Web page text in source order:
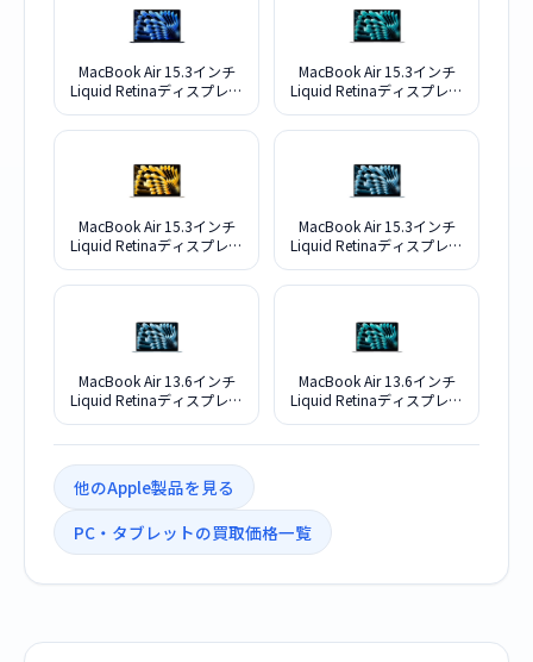
MacBook Air 15.3インチ
Liquid Retinaディスプレイ
SSD1TB搭載モデル
MacBook Air 15.3インチ
Liquid Retinaディスプレイ
SSD1TB搭載モデル
MacBook Air 15.3インチ
Liquid Retinaディスプレイ
SSD1TB搭載モデル
MacBook Air 15.3インチ
Liquid Retinaディスプレイ
SSD1TB搭載モデル
MacBook Air 13.6インチ
Liquid Retinaディスプレイ
MacBook Air 13.6インチ
Liquid Retinaディスプレイ
他のApple製品を見る
PC・タブレットの買取価格一覧